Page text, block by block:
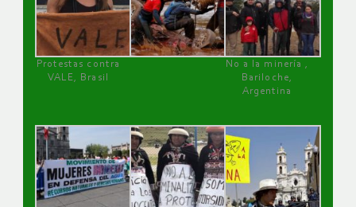
Protestas contra
VALE, Brasil
No a la minería ,
Bariloche,
Argentina